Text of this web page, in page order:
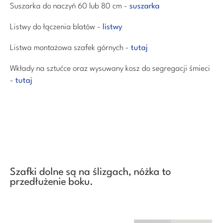
Suszarka do naczyń 60 lub 80 cm - suszarka
Listwy do łączenia blatów - listwy
Listwa montażowa szafek górnych - tutaj
Wkłady na sztućce oraz wysuwany kosz do segregacji śmieci
- tutaj
Szafki dolne są na ślizgach, nóżka to
przedłużenie boku.